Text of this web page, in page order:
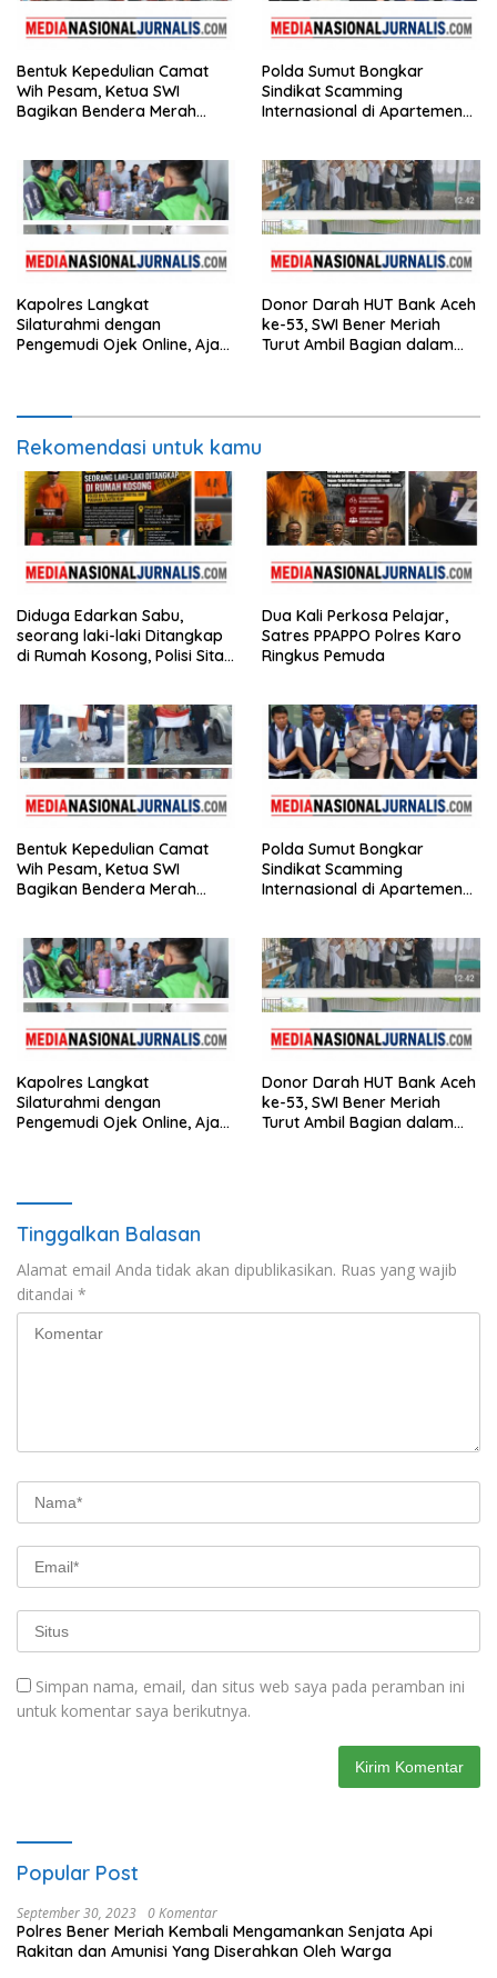
Bentuk Kepedulian Camat
Wih Pesam, Ketua SWI
Bagikan Bendera Merah
Polda Sumut Bongkar
Sindikat Scamming
Internasional di Apartemen
Kapolres Langkat
Silaturahmi dengan
Pengemudi Ojek Online, Ajak
Donor Darah HUT Bank Aceh
ke-53, SWI Bener Meriah
Turut Ambil Bagian dalam
Rekomendasi untuk kamu
Diduga Edarkan Sabu,
seorang laki-laki Ditangkap
di Rumah Kosong, Polisi Sita
Dua Kali Perkosa Pelajar,
Satres PPAPPO Polres Karo
Ringkus Pemuda
Bentuk Kepedulian Camat
Wih Pesam, Ketua SWI
Bagikan Bendera Merah
Polda Sumut Bongkar
Sindikat Scamming
Internasional di Apartemen
Kapolres Langkat
Silaturahmi dengan
Pengemudi Ojek Online, Ajak
Donor Darah HUT Bank Aceh
ke-53, SWI Bener Meriah
Turut Ambil Bagian dalam
Tinggalkan Balasan
Alamat email Anda tidak akan dipublikasikan. Ruas yang wajib
ditandai *
Simpan nama, email, dan situs web saya pada peramban ini
untuk komentar saya berikutnya.
Popular Post
September 30, 2023 0 Komentar
Polres Bener Meriah Kembali Mengamankan Senjata Api
Rakitan dan Amunisi Yang Diserahkan Oleh Warga